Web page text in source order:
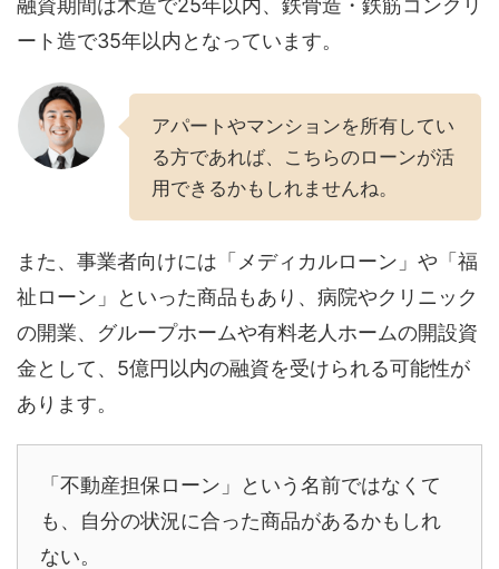
ート造で35年以内となっています。
アパートやマンションを所有してい
る方であれば、こちらのローンが活
用できるかもしれませんね。
また、事業者向けには「メディカルローン」や「福
祉ローン」といった商品もあり、病院やクリニック
の開業、グループホームや有料老人ホームの開設資
金として、5億円以内の融資を受けられる可能性が
あります。
「不動産担保ローン」という名前ではなくて
も、自分の状況に合った商品があるかもしれ
ない。